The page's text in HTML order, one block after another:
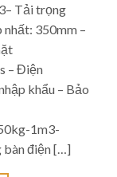
Tải trọng
nhất: 350mm –
– Điện
khẩu – Bảo
1m3-
bàn điện […]